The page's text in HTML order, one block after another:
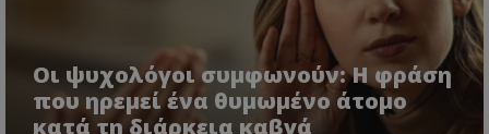
Οι ψυχολόγοι συμφωνούν: Η φράση
που ηρεμεί ένα θυμωμένο άτομο
κατά τη διάρκεια καβγά